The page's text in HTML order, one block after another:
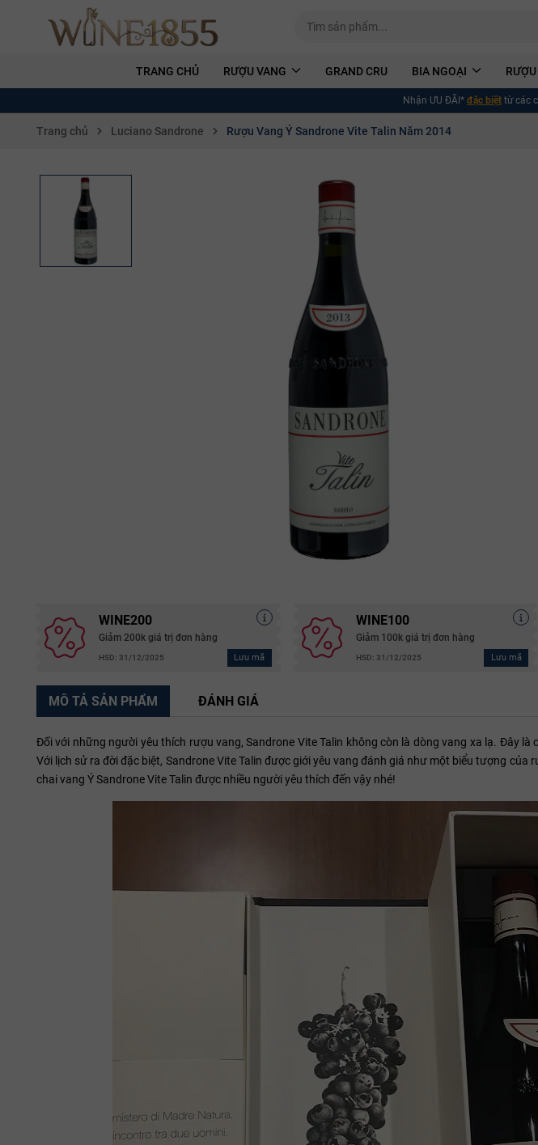
TRANG CHỦ RƯỢU VANG GRAND CRU BIA NGOẠI
Nhận ƯU ĐÃI* đặc biệt từ các
Trang chủ Luciano Sandrone Rượu Vang Ý Sandrone Vite Talin Năm 2014
WINE200
Giảm 200k giá trị đơn hàng
HSD: 31/12/2025 Lưu mã
WINE100
Giảm 100k giá trị đơn hàng
HSD: 31/12/2025 Lưu mã
Ngày hết hạn:
Điều kiện:
MÔ TẢ SẢN PHẨM ĐÁNH GIÁ
Đối với những người yêu thích rượu vang, Sandrone Vite Talin không còn là dòng vang xa lạ. Đây
Với lịch sử ra đời đặc biệt, Sandrone Vite Talin được giới yêu vang đánh giá như một biểu tượng của
chai vang Ý Sandrone Vite Talin được nhiều người yêu thích đến vậy nhé!